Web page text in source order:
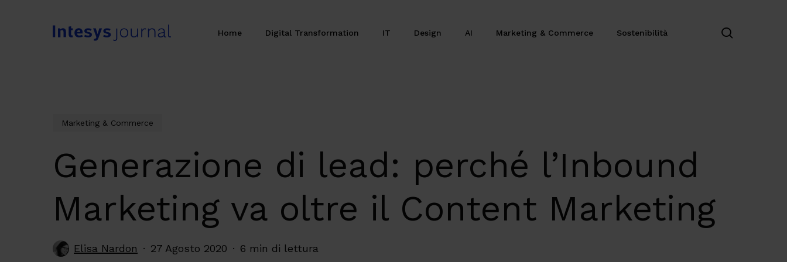
Home Digital Transformation IT Design AI Marketing & Commerce Sostenibilità
Marketing & Commerce
Generazione di lead: perché l’Inbound
Marketing va oltre il Content Marketing
Elisa Nardon 27 Agosto 2020 6 min di lettura